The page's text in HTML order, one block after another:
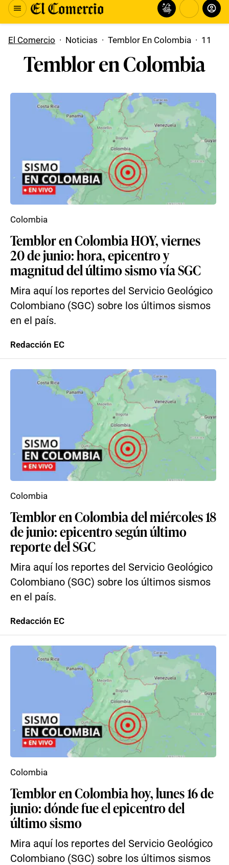
El Comercio · Noticias · Temblor En Colombia · 11
Temblor en Colombia
Temblor en Colombia HOY, viernes
20 de junio: hora, epicentro y
magnitud del último sismo vía SGC
Mira aquí los reportes del Servicio Geológico
Colombiano (SGC) sobre los últimos sismos
en el país.
Colombia
Redacción EC
Temblor en Colombia del miércoles 18
de junio: epicentro según último
reporte del SGC
Mira aquí los reportes del Servicio Geológico
Colombiano (SGC) sobre los últimos sismos
en el país.
Colombia
Redacción EC
Temblor en Colombia hoy, lunes 16 de
junio: dónde fue el epicentro del
último sismo
Mira aquí los reportes del Servicio Geológico
Colombiano (SGC) sobre los últimos sismos
Colombia